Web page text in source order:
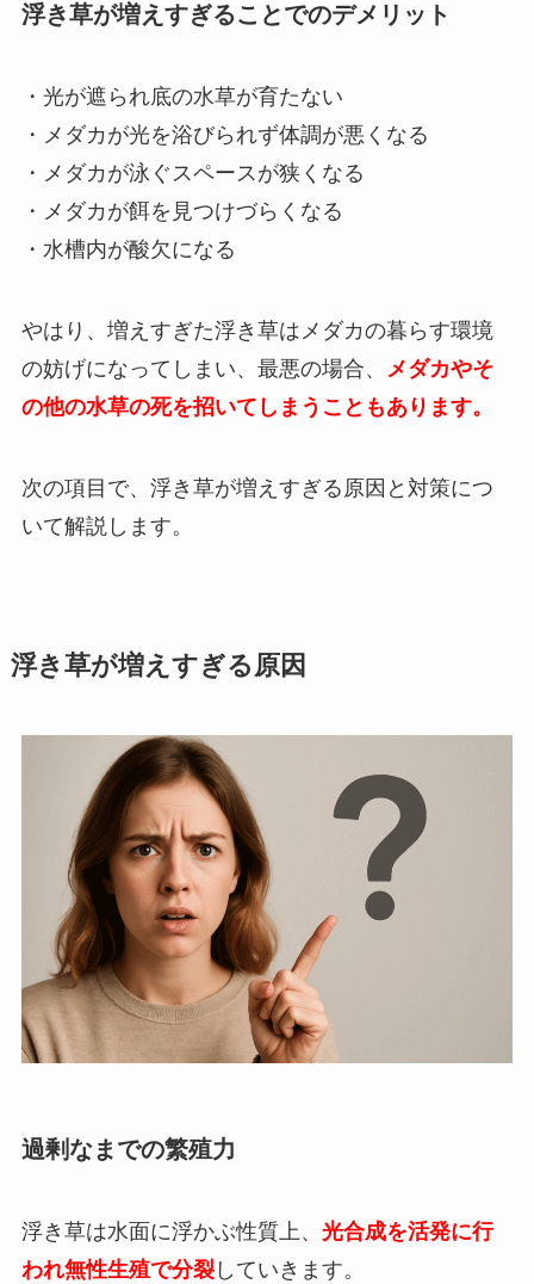
浮き草が増えすぎることでのデメリット
・光が遮られ底の水草が育たない
・ メダカが光を浴びられず体調が悪くなる
・メダカが泳ぐスペースが狭くなる
・メダカが餌を見つけづらくなる
・水槽内が酸欠になる
やはり、増えすぎた浮き草はメダカの暮らす環境
の妨げになってしまい、最悪の場合、 メダカやそ
の他の水草の死を招いてしまうこともあります。
次の項目で、浮き草が増えすぎる原因と対策につ
いて解説します。
浮き草が増えすぎる原因
過剰なまでの繁殖力
浮き草は水面に浮かぶ性質上、 光合成を活発に行
われ無性生殖で分裂していきます。